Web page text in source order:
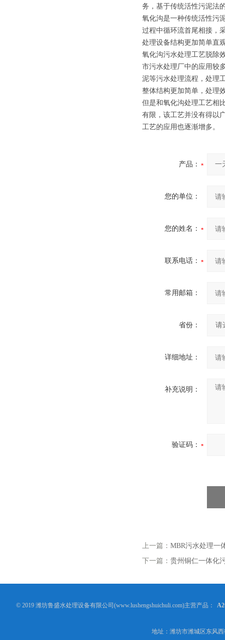
务，基于传统活性污泥法
氧化沟是一种传统活性污
过程中循环流首尾相接，
处理设备结构更加简单直
氧化沟污水处理工艺脱除
市污水处理厂中的应用较
泥等污水处理流程，处理
整体结构更加简单，处理
但是和氧化沟处理工艺相
有限，该工艺并没有得以
工艺的应用也逐渐增多。
产品：
您的单位：
您的姓名：
联系电话：
常用邮箱：
省份：
详细地址：
补充说明：
验证码：
上一篇： MBR污水处理一
下一篇： 贵州铜仁一体化
© 2019 潍坊鲁盛水处理设备有限公司(www.lushengshuichuli.com)主营产品：
地址：潍坊市潍城区东风